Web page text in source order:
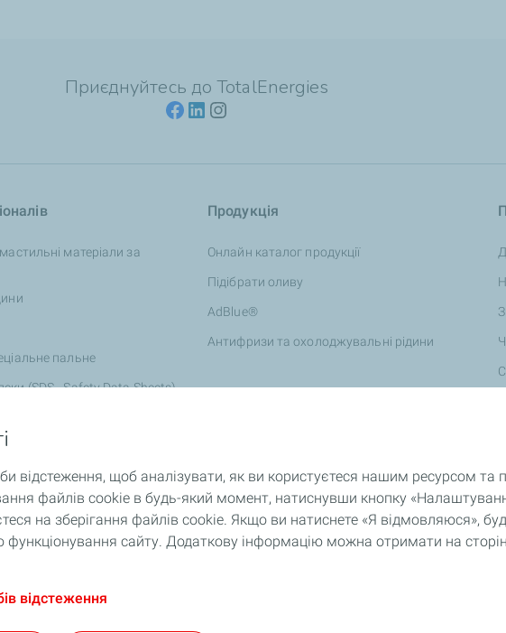
Приєднуйтесь до TotalEnergies
мастильні матеріали за
пальне
(SDS - Safety Data Sheets)
Продукція
Онлайн каталог продукції
Підібрати оливу
AdBlue®
Антифризи та охолоджувальні рідини
відстеження, щоб аналізувати, як ви користуєтеся нашим ресурсом та
файлів cookie в будь-який момент, натиснувши кнопку
на зберігання файлів cookie. Якщо ви натиснете «Я відмовляюся»,
функціонування сайту. Додаткову інформацію можна отримати на
відстеження